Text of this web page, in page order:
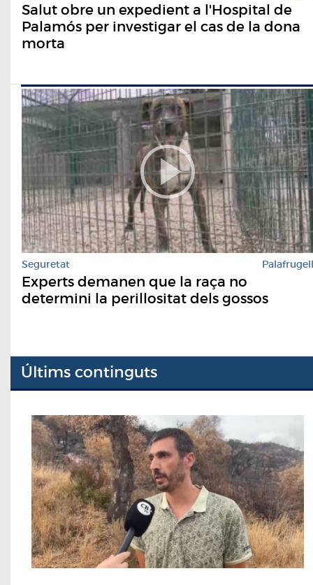
Salut obre un expedient a l'Hospital de
Palamós per investigar el cas de la dona
morta
Seguretat Palafrugell
Experts demanen que la raça no
determini la perillositat dels gossos
Últims continguts